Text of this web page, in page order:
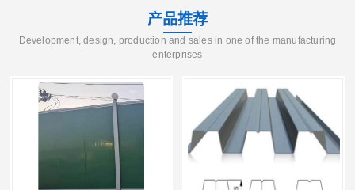
产品推荐
Development, design, production and sales in one of the manufacturing
enterprises